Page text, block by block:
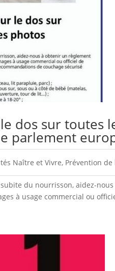
dos sur toutes
parlement
Naître et Vivre, Prévention de
du nourrisson, aidez-
à usage commercial ou